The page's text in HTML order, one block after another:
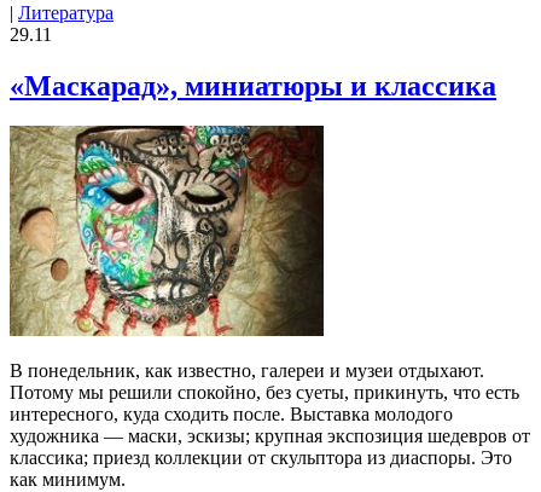
| Литература
29.11
«Маскарад», миниатюры и классика
В понедельник, как известно, галереи и музеи отдыхают.
Потому мы решили спокойно, без суеты, прикинуть, что есть
интересного, куда сходить после. Выставка молодого
художника — маски, эскизы; крупная экспозиция шедевров от
классика; приезд коллекции от скульптора из диаспоры. Это
как минимум.